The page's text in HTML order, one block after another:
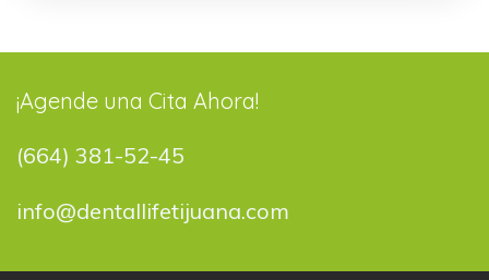
¡Agende una Cita Ahora!
(664) 381-52-45
info@dentallifetijuana.com